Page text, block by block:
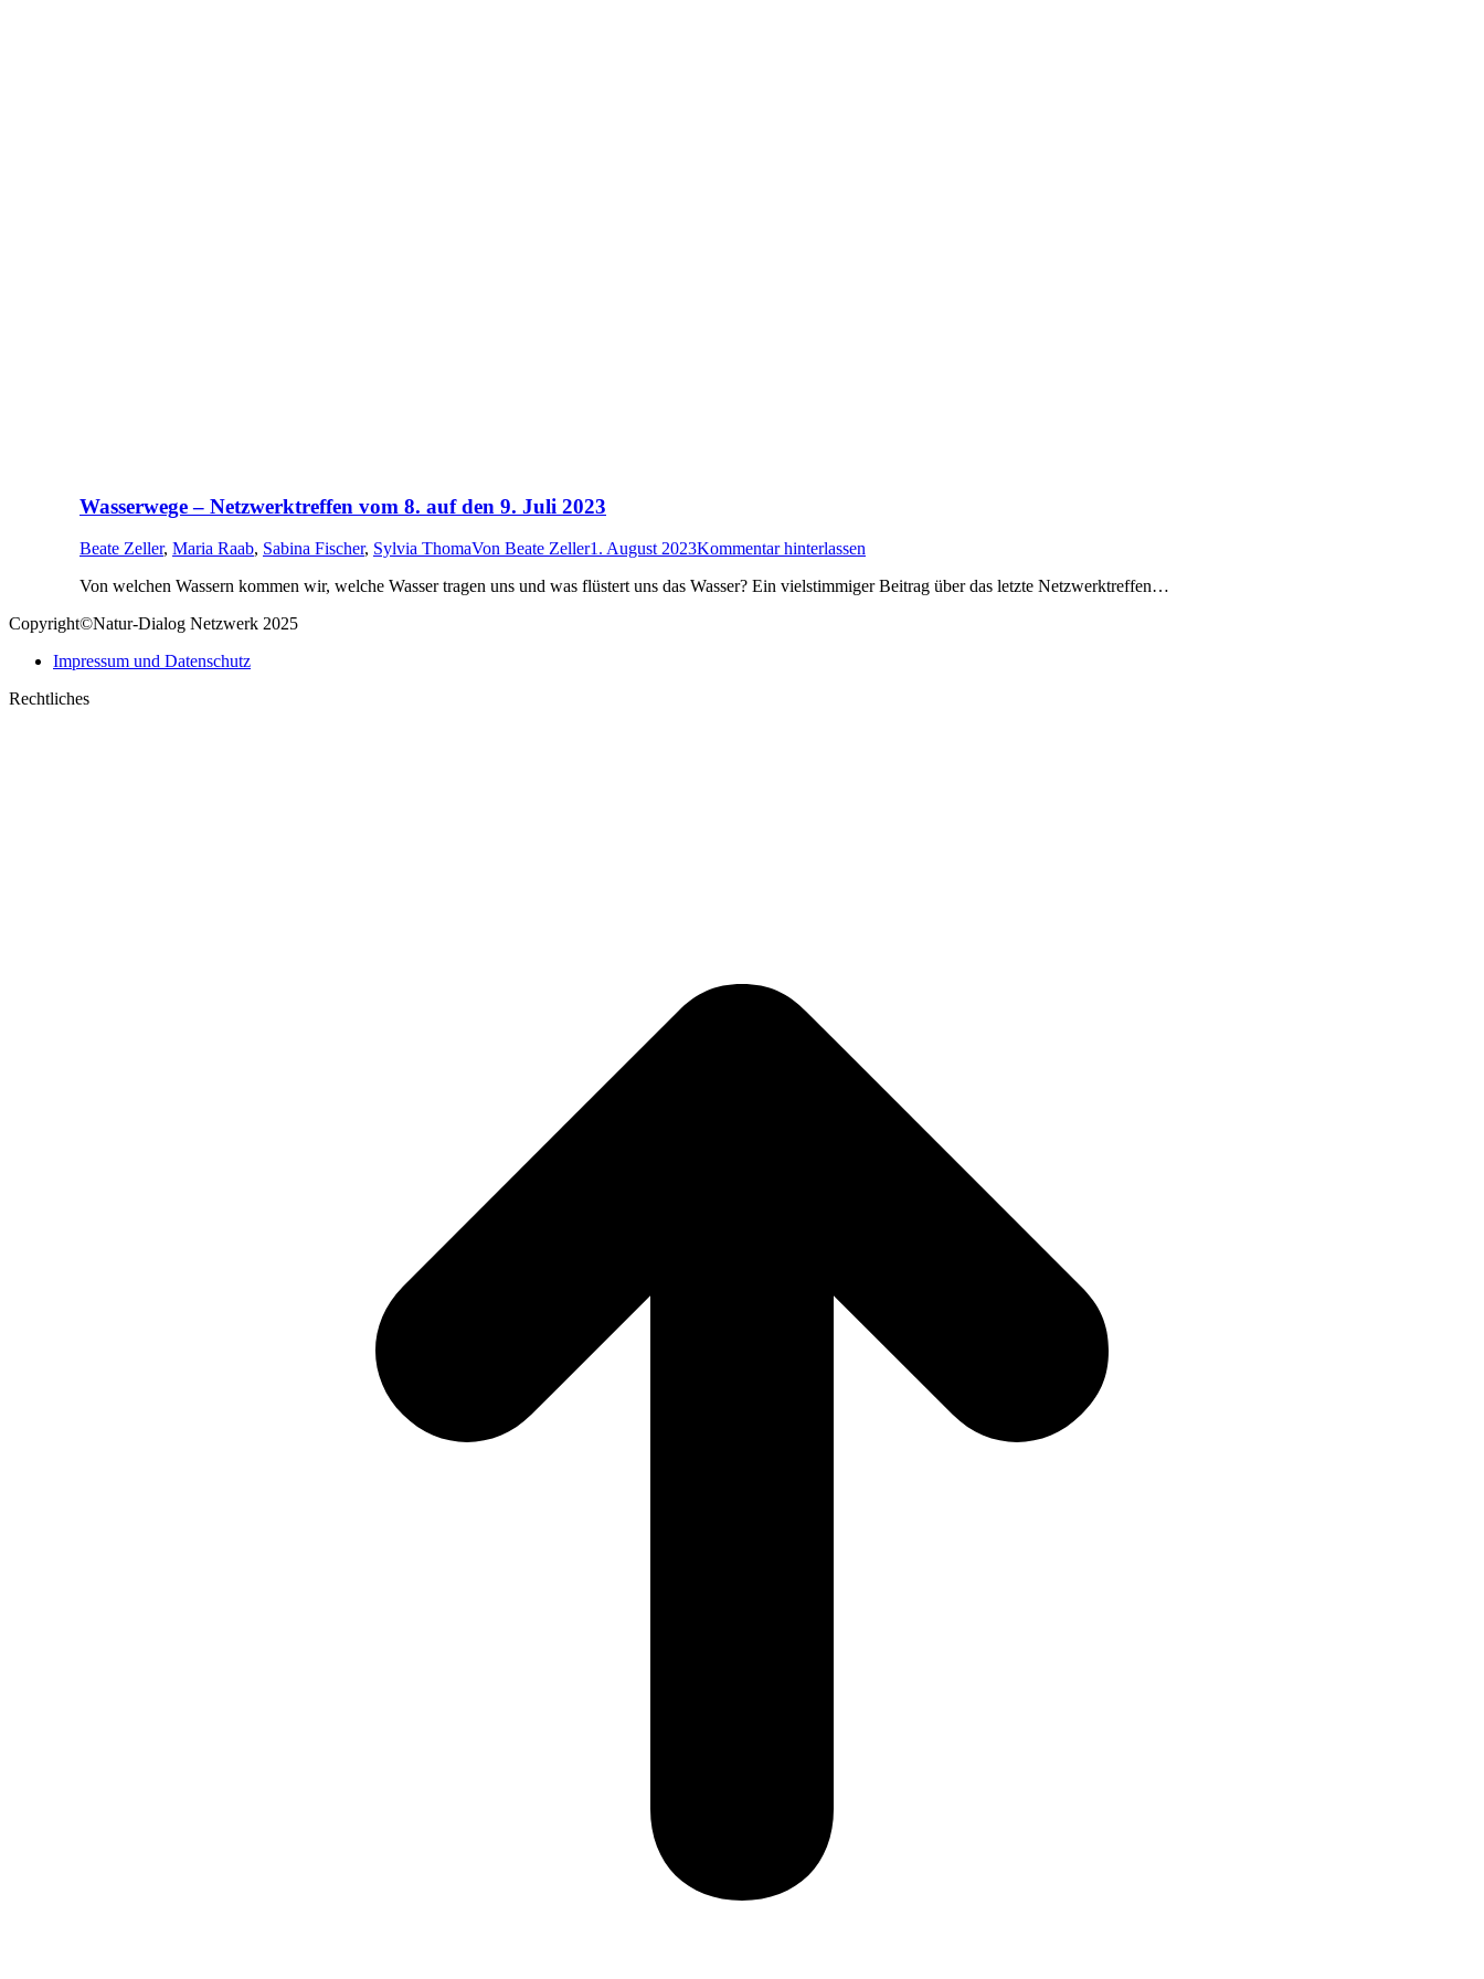
Wasserwege – Netzwerktreffen vom 8. auf den 9. Juli 2023
Beate Zeller, Maria Raab, Sabina Fischer, Sylvia ThomaVon Beate Zeller1. August 2023Kommentar hinterlassen
Von welchen Wassern kommen wir, welche Wasser tragen uns und was flüstert uns das Wasser? Ein vielstimmiger Beitrag über das letzte Netzwerktreffen…
Copyright©Natur-Dialog Netzwerk 2025
Impressum und Datenschutz
Rechtliches